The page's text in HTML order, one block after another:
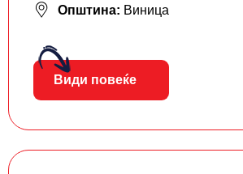
Општина: Виница
Види повеќе